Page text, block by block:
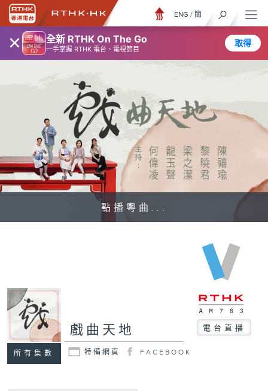
× 全新 RTHK On The Go
一手掌握 RTHK 電台、電視節目
取得
ENG / 簡
點播粵曲...
所有集數
戲曲天地 電台直播
特備網頁 FACEBOOK